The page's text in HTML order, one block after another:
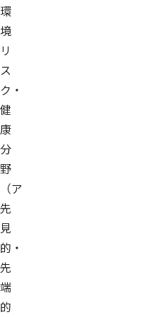
環
境
リ
ス
ク・
健
康
分
野
（ア
先
見
的・
先
端
的